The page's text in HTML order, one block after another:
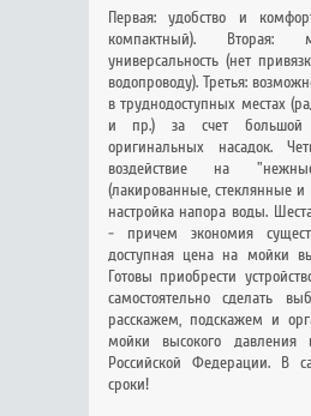
Первая: удобство и
компактный). Вторая:
универсальность (нет
водопроводу). Третья:
в труднодоступных местах
и пр.) за счет
оригинальных насадок.
воздействие на
(лакированные, стеклянные и
настройка напора воды.
- причем экономия
доступная цена на мойки
Готовы приобрести
самостоятельно сделать
расскажем, подскажем и
мойки высокого
Российской Федерации. В
сроки!